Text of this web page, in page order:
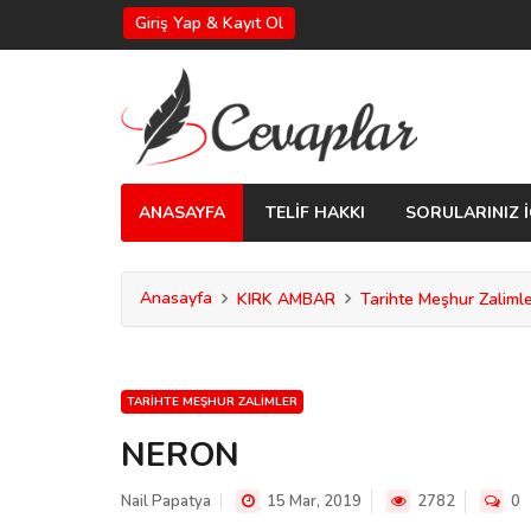
Giriş Yap & Kayıt Ol
ANASAYFA TELİF HAKKI SORULARINIZ
Anasayfa KIRK AMBAR Tarihte Meşhur
TARIHTE MEŞHUR ZALIMLER
NERON
Nail Papatya 15 Mar, 2019 2782 0